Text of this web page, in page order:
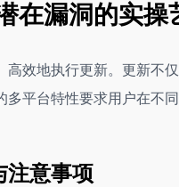
在漏洞的实操
效地执行更新。更新不
多平台特性要求用户在不
注意事项